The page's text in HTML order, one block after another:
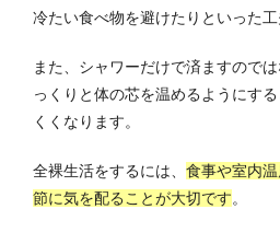
冷たい食べ物を避けたりといった工
また、シャワーだけで済ますので
っくりと体の芯を温めるようにす
くくなります。
全裸生活をするには、 食事や室内
節に気を配ることが大切です。